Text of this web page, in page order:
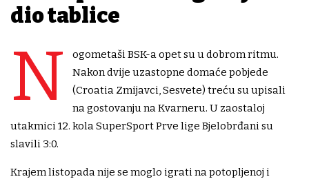
dio tablice
N
ogometaši BSK-a opet su u dobrom ritmu.
Nakon dvije uzastopne domaće pobjede
(Croatia Zmijavci, Sesvete) treću su upisali
na gostovanju na Kvarneru. U zaostaloj
utakmici 12. kola SuperSport Prve lige Bjelobrđani su
slavili 3:0.
Krajem listopada nije se moglo igrati na potopljenoj i